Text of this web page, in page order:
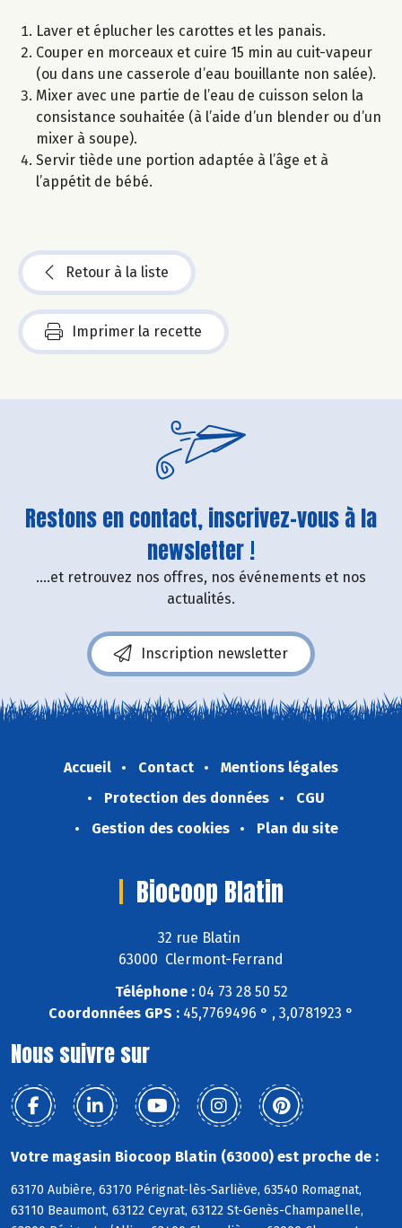
Laver et éplucher les carottes et les panais.
Couper en morceaux et cuire 15 min au cuit-vapeur
(ou dans une casserole d’eau bouillante non salée).
Mixer avec une partie de l’eau de cuisson selon la
consistance souhaitée (à l’aide d’un blender ou d’un
mixer à soupe).
Servir tiède une portion adaptée à l’âge et à
l’appétit de bébé.
Retour à la liste
Imprimer la recette
Restons en contact, inscrivez-vous à la
newsletter !
....et retrouvez nos offres, nos événements et nos
actualités.
Inscription newsletter
Accueil Contact
Mentions légales
Protection des données
CGU
Gestion des cookies
Plan du site
Biocoop Blatin
32 rue Blatin
63000 Clermont-Ferrand
Téléphone :04 73 28 50 52
Coordonnées GPS : 45,7769496 ° , 3,0781923 °
Nous suivre sur
Votre magasin Biocoop Blatin (63000) est proche de :
63170 Aubière, 63170 Pérignat-lès-Sarliève, 63540 Romagnat,
63110 Beaumont, 63122 Ceyrat, 63122 St-Genès-Champanelle,